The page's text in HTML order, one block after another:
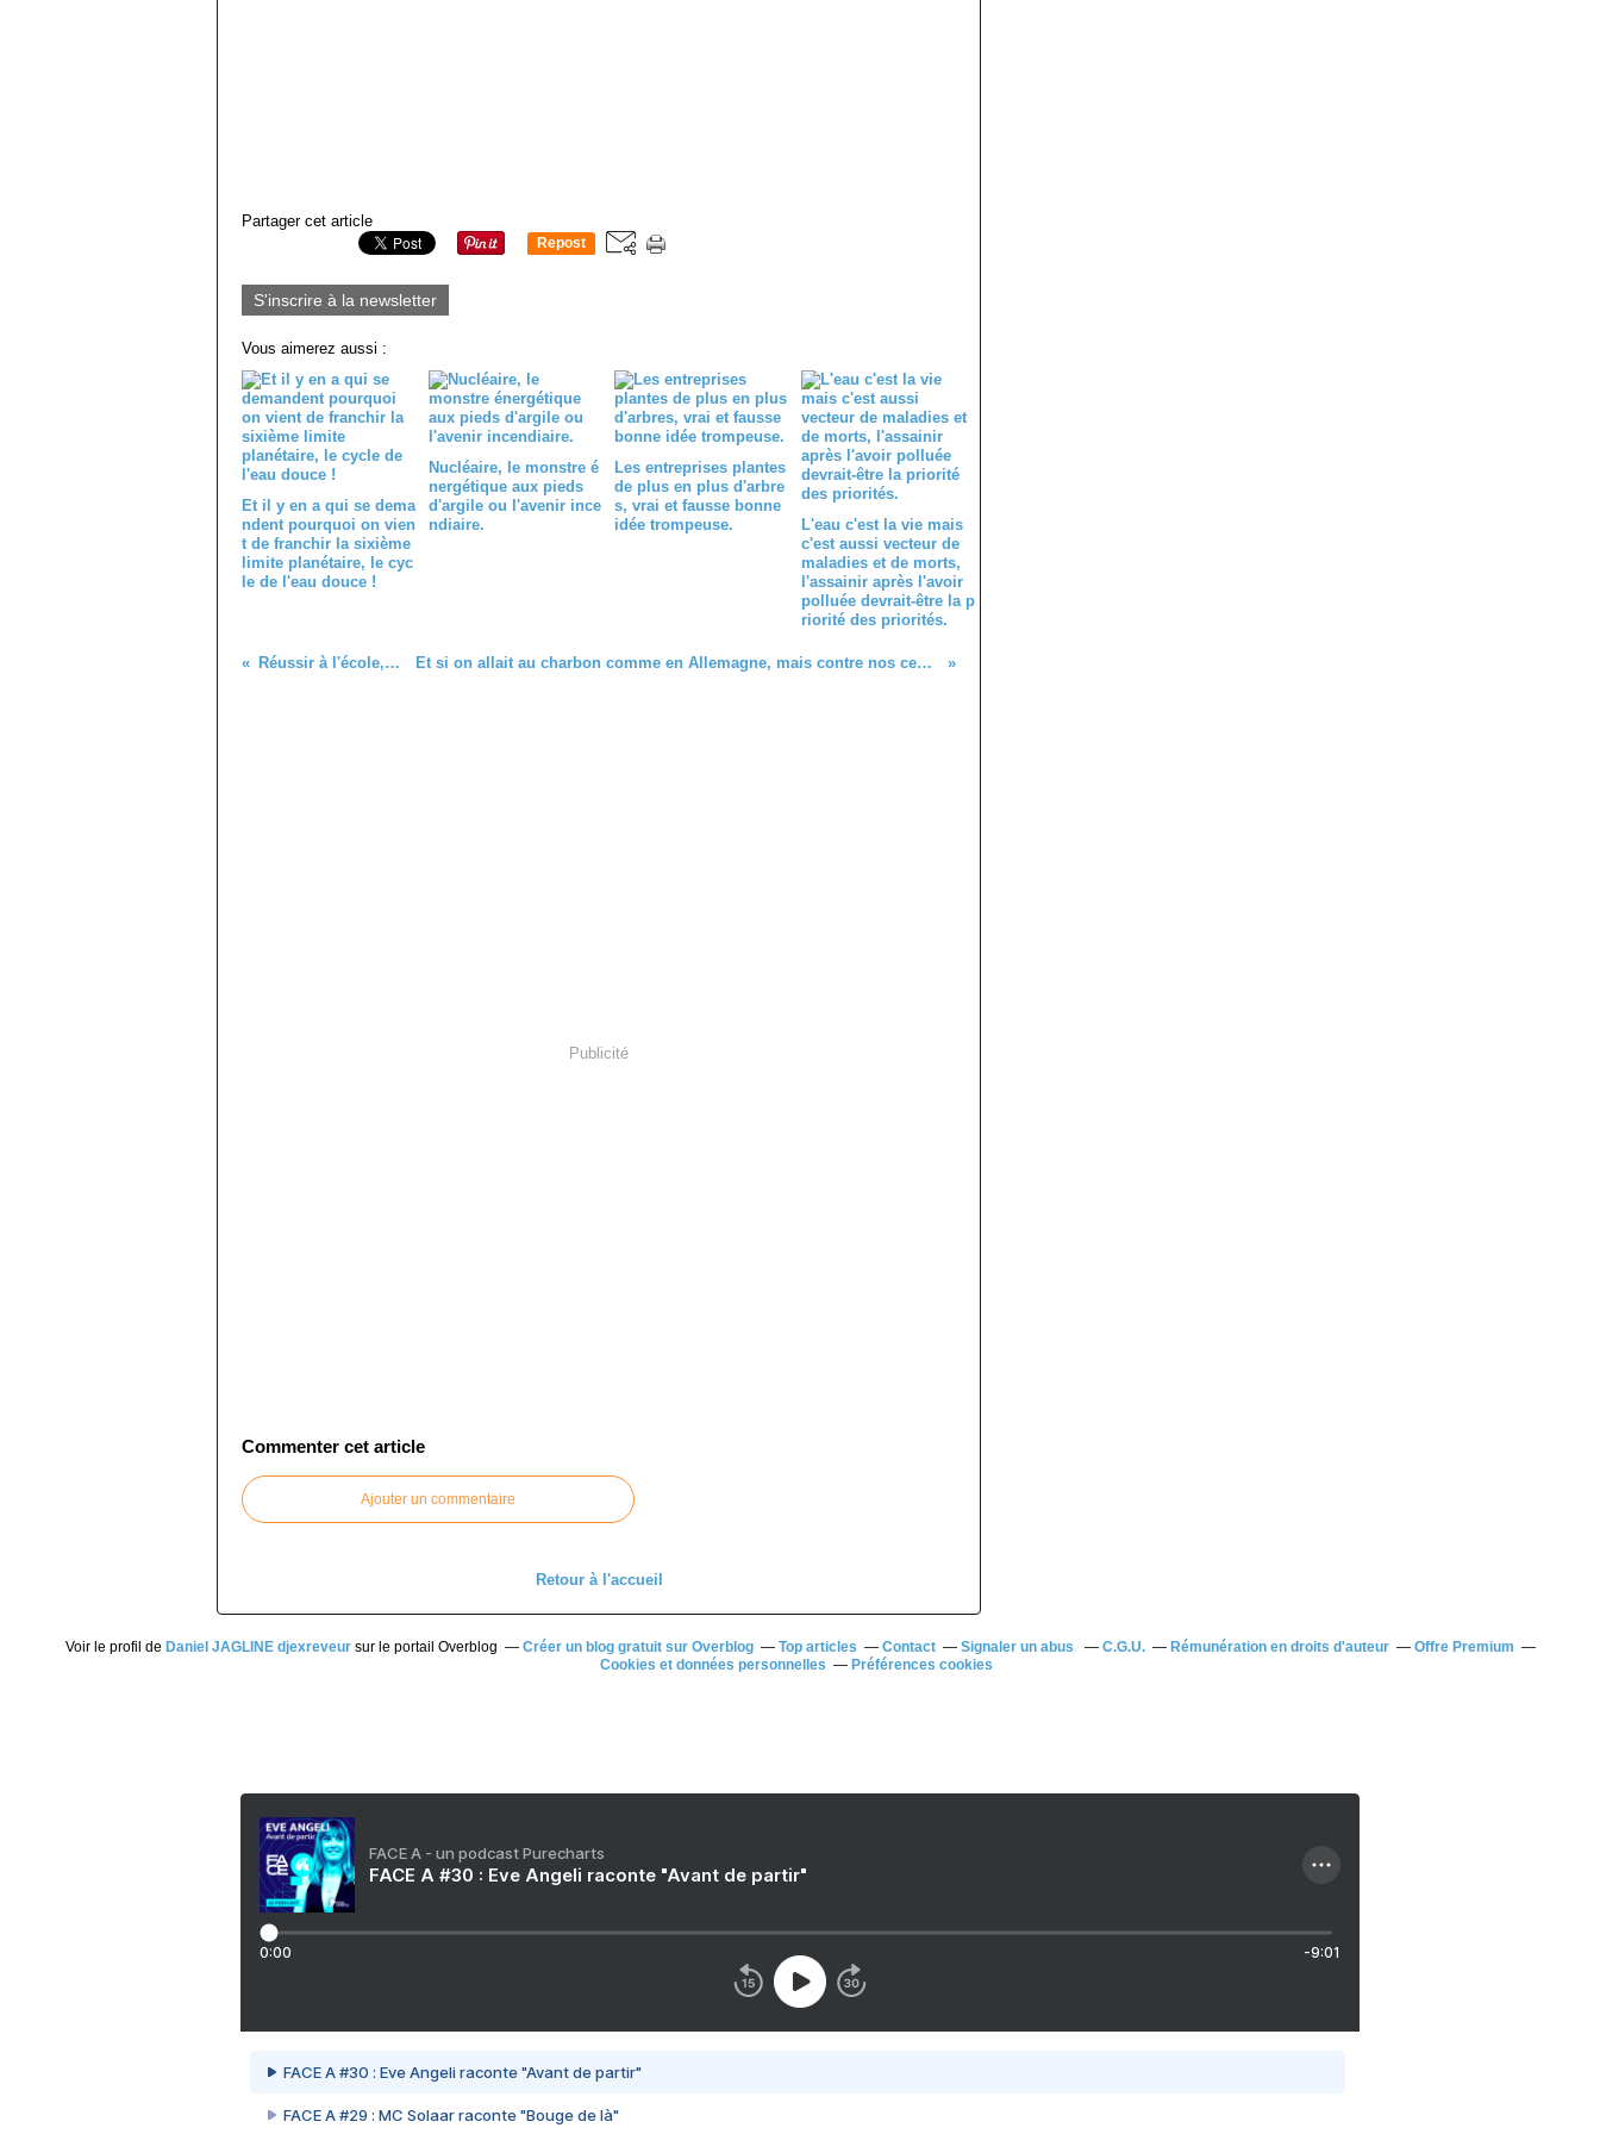
Partager cet article
Repost
S'inscrire à la newsletter
Vous aimerez aussi :
Et il y en a qui se dema
ndent pourquoi on vien
t de franchir la sixième
limite planétaire, le cyc
le de l'eau douce !
Nucléaire, le monstre é
nergétique aux pieds
d'argile ou l'avenir ince
ndiaire.
Les entreprises plantes
de plus en plus d'arbre
s, vrai et fausse bonne
idée trompeuse.
L'eau c'est la vie mais
c'est aussi vecteur de
maladies et de morts,
l'assainir après l'avoir
polluée devrait-être la p
riorité des priorités.
Réussir à l'école, une affaire de classes ? Et si on allait au charbon comme en Allemagne, mais contre nos centrales nucléaires! CO2/Nucléides même combat contre des dangers mortels?
Publicité
Commenter cet article
Ajouter un commentaire
Retour à l'accueil
Voir le profil de Daniel JAGLINE djexreveursur le portail Overblog Créer un blog gratuit sur Overblog Top articles Contact Signaler un abus C.G.U. Rémunération en droits d'auteur
Offre Premium
Cookies et données personnelles
Préférences cookies
FACE A - un podcast Purecharts
FACE A #30 : Eve Angeli raconte "Avant de partir"
0:00 -9:01
FACE A #30 : Eve Angeli raconte "Avant de partir"
FACE A #29 : MC Solaar raconte "Bouge de là"